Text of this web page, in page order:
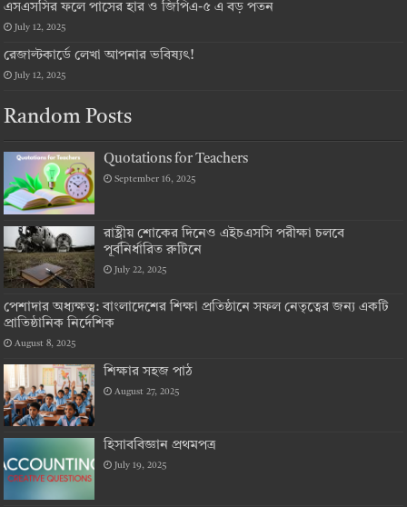
এসএসসির ফলে পাসের হার ও জিপিএ-৫ এ বড় পতন
July 12, 2025
রেজাল্টকার্ডে লেখা আপনার ভবিষ্যৎ!
July 12, 2025
Random Posts
Quotations for Teachers
September 16, 2025
রাষ্ট্রীয় শোকের দিনেও এইচএসসি পরীক্ষা চলবে
পূর্বনির্ধারিত রুটিনে
July 22, 2025
পেশাদার অধ্যক্ষত্ব: বাংলাদেশের শিক্ষা প্রতিষ্ঠানে সফল নেতৃত্বের জন্য একটি
প্রাতিষ্ঠানিক নির্দেশিক
August 8, 2025
শিক্ষার সহজ পাঠ
August 27, 2025
হিসাববিজ্ঞান প্রথমপত্র
July 19, 2025